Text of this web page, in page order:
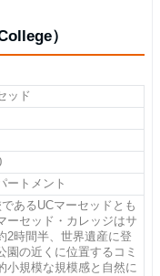
）
ッド
ートメント
あるUCマーセッドとも
ーセッド・カレッジはサ
2時間半、世界遺産に登
園の近くに位置するコミ
小規模な規模感と自然に